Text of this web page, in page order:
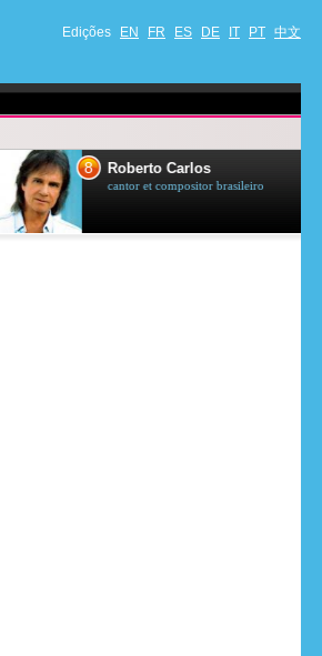
Edições EN FR ES DE IT PT 中文
8 Roberto Carlos
cantor et compositor brasileiro